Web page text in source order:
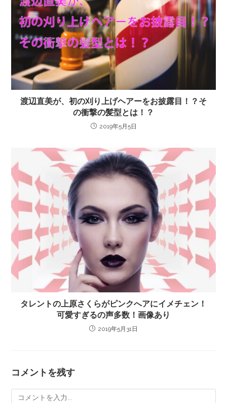
渡辺直美が、初の刈り上げヘアーをお披露目！？そ
の衝撃の髪型とは！？
2019年5月5日
タレントの上原さくらがピンクへアにイメチェン！
可愛すぎるの声多数！画像あり
2019年5月31日
コメントを残す